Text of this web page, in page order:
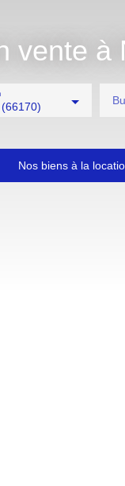
vente à
Nos biens à la